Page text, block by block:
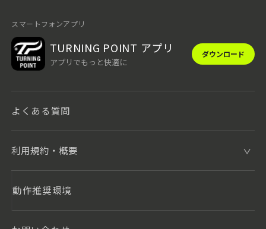
スマートフォンアプリ
TURNING POINT アプリ
アプリでもっと快適に
ダウンロード
よくある質問
利用規約・概要
動作推奨環境